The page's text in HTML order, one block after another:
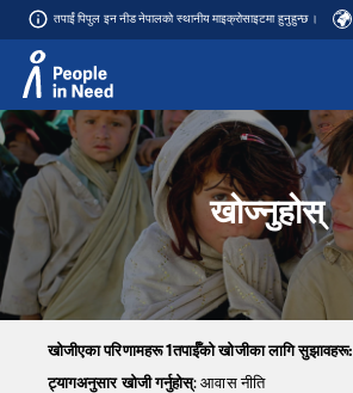
Přeskočit na obsah
तपाईं पिपुल इन नीड नेपालको स्थानीय माइक्रोसाइटमा हुनुहुन्छ ।
खोज्नुहोस्
खोजीएका परिणामहरू 1तपाईँको खोजीका लागि सुझावहरू:
ट्यागअनुसार खोजी गर्नुहोस्: आवास नीति